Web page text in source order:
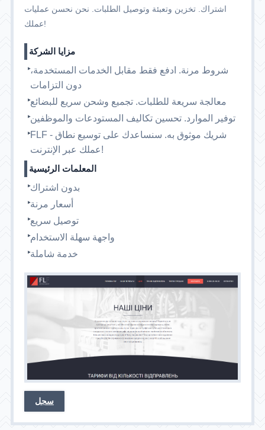
اشتراك. تخزين وتعبئة وتوصيل الطلبات. نحن نحسن عمليات
عملك!
مزايا الشركة
شروط مرنة. ادفع فقط مقابل الخدمات المستخدمة،
دون التزامات
معالجة سريعة للطلبات. تجميع وشحن سريع للبضائع
توفير الموارد. تحسين تكاليف المستودعات والموظفين
FLF - شريك موثوق به. سنساعدك على توسيع نطاق
عملك عبر الإنترنت!
المعلمات الرئيسية
بدون اشتراك
أسعار مرنة
توصيل سريع
واجهة سهلة الاستخدام
خدمة شاملة
سجل